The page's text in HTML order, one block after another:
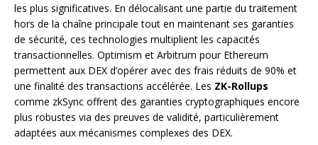
les plus significatives. En délocalisant une partie du traitement
hors de la chaîne principale tout en maintenant ses garanties
de sécurité, ces technologies multiplient les capacités
transactionnelles. Optimism et Arbitrum pour Ethereum
permettent aux DEX d’opérer avec des frais réduits de 90% et
une finalité des transactions accélérée. Les ZK-Rollups
comme zkSync offrent des garanties cryptographiques encore
plus robustes via des preuves de validité, particulièrement
adaptées aux mécanismes complexes des DEX.